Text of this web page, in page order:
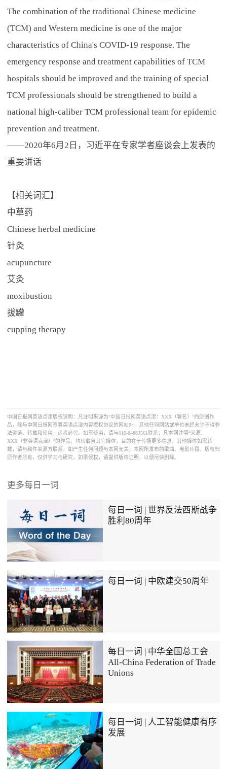
The combination of the traditional Chinese medicine
(TCM) and Western medicine is one of the major
characteristics of China's COVID-19 response. The
emergency response and treatment capabilities of TCM
hospitals should be improved and the training of special
TCM professionals should be strengthened to build a
national high-caliber TCM professional team for epidemic
prevention and treatment.
——2020年6月2日，习近平在专家学者座谈会上发表的
重要讲话
【相关词汇】
中草药
Chinese herbal medicine
针灸
acupuncture
艾灸
moxibustion
拔罐
cupping therapy
中国日报网英语点津版权说明：凡注明来源为“中国日报网英语点津：XXX（署名）”的原创作
品，除与中国日报网签署英语点津内容授权协议的网站外，其他任何网站或单位未经允许不得非
法盗链、转载和使用，违者必究。如需使用，请与010-84883561联系；凡本网注明“来源：
XXX（非英语点津）”的作品，均转载自其它媒体，目的在于传播更多信息，其他媒体如需转
载，请与稿件来源方联系，如产生任何问题与本网无关；本网所发布的歌曲、电影片段，版权归
原作者所有，仅供学习与研究，如果侵权，请提供版权证明，以便尽快删除。
更多每日一词
每日一词 | 世界反法西斯战争
胜利80周年
每日一词 | 中欧建交50周年
每日一词 | 中华全国总工会
All-China Federation of Trade
Unions
每日一词 | 人工智能健康有序
发展